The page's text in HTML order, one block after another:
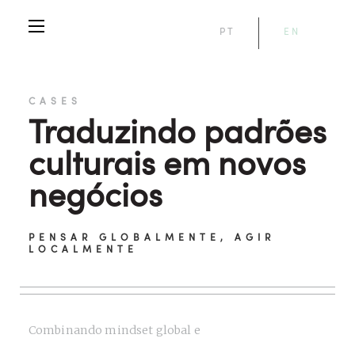
PT EN
CASES
Traduzindo padrões
culturais em novos
negócios
PENSAR GLOBALMENTE, AGIR
LOCALMENTE
Combinando mindset global e